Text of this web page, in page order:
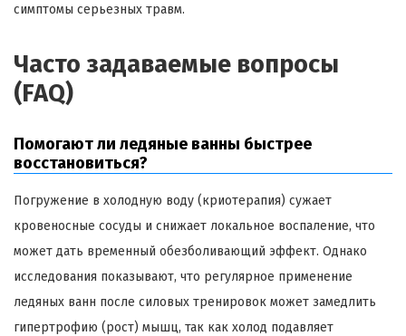
симптомы серьезных травм.
Часто задаваемые вопросы
(FAQ)
Помогают ли ледяные ванны быстрее
восстановиться?
Погружение в холодную воду (криотерапия) сужает
кровеносные сосуды и снижает локальное воспаление, что
может дать временный обезболивающий эффект. Однако
исследования показывают, что регулярное применение
ледяных ванн после силовых тренировок может замедлить
гипертрофию (рост) мышц, так как холод подавляет